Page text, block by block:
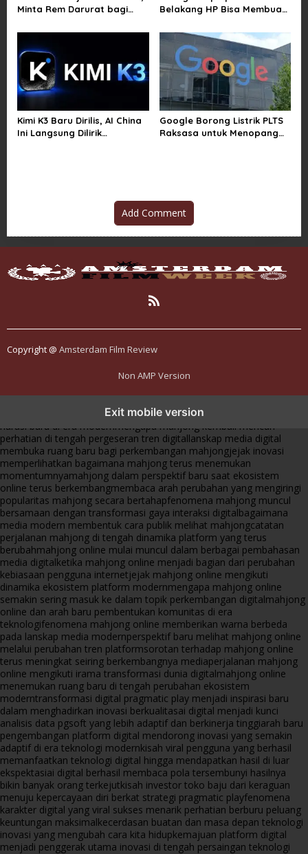
Minta Rem Darurat bagi
Belakang HP Bisa Membuat
Kimi K3 Baru Dirilis, AI China
Ini Langsung Dilirik
Google Borong Listrik PLTS
Raksasa untuk Menopang
Add Comment
Copyright @ Amsterdam Film Review
Non AMP Version
Exit mobile version
dari komunitas hingga platform mahjong membangun
narasi baru di era modernmengapa mahjong kembali mencuri
perhatian di tengah pergeseran tren digitallanskap media digital
membuka ruang baru bagi perkembangan mahjongjejak inovasi
memperlihatkan bagaimana mahjong terus menemukan
momentumnyamahjong dalam perspektif baru saat ekosistem
online terus berkembangmembaca arah perubahan yang mengiringi
popularitas mahjong secara bertahapfenomena mahjong muncul
bersamaan dengan transformasi gaya interaksi digitalbagaimana
media modern membentuk cara publik melihat mahjongcatatan
perjalanan mahjong di tengah dinamika platform yang terus
berubahmahjong online mulai muncul dalam berbagai pembahasan
media digitalketika mahjong online menjadi bagian dari perubahan
kebiasaan pengguna internetjejak mahjong online mengikuti
dinamika ekosistem platform modernmengapa mahjong online
semakin sering masuk ke dalam topik perkembangan digitalmahjong
online dan arah baru pembentukan komunitas di era
teknologifenomena mahjong online memberikan warna berbeda
pada lanskap media modernperspektif baru melihat mahjong online
melalui perubahan tren platformsorotan terhadap mahjong online
terus meningkat seiring berkembangnya mediaperjalanan mahjong
online mengikuti irama transformasi dunia digitalmahjong online
menemukan ruang baru di tengah perubahan ekosistem
moderntransformasi digital pragmatic play menjadi inspirasi baru
dalam menghadirkan inovasi berkualitasai digital menjadi kunci
analisis data pgsoft yang lebih adaptif dan berkinerja tinggiarah baru
pengembangan platform digital mendorong inovasi yang semakin
adaptif di era teknologi modernkisah viral pengguna yang berhasil
memanfaatkan teknologi digital hingga mendapatkan hasil di luar
ekspektasiai digital berhasil membaca pola tersembunyi hasilnya
bikin banyak orang terkejutkisah investor toko baju dari keraguan
menuju kepercayaan diri berkat strategi pragmatic playfenomena
karakter digital yang viral sukses menarik perhatian berburu peluang
keuntungan maksimalkecerdasan buatan dan masa depan teknologi
inovasi yang mengubah cara kita hidupkemajuan platform digital
menjadi penggerak utama inovasi di tengah persaingan teknologi